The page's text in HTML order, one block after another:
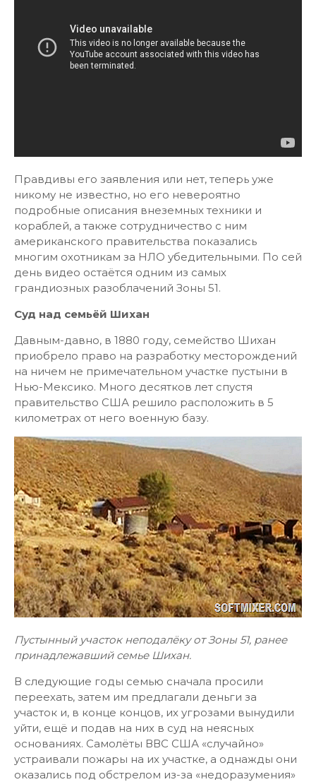
Правдивы его заявления или нет, теперь уже
никому не известно, но его невероятно
подробные описания внеземных техники и
кораблей, а также сотрудничество с ним
американского правительства показались
многим охотникам за НЛО убедительными. По сей
день видео остаётся одним из самых
грандиозных разоблачений Зоны 51.
Суд над семьёй Шихан
Давным-давно, в 1880 году, семейство Шихан
приобрело право на разработку месторождений
на ничем не примечательном участке пустыни в
Нью-Мексико. Много десятков лет спустя
правительство США решило расположить в 5
километрах от него военную базу.
Пустынный участок неподалёку от Зоны 51, ранее
принадлежавший семье Шихан.
В следующие годы семью сначала просили
переехать, затем им предлагали деньги за
участок и, в конце концов, их угрозами вынудили
уйти, ещё и подав на них в суд на неясных
основаниях. Самолёты ВВС США «случайно»
устраивали пожары на их участке, а однажды они
оказались под обстрелом из-за «недоразумения»